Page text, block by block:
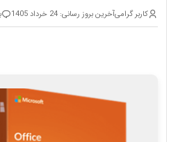
کاربر گرامیآخرین بروز رسانی: 24 خرداد 1405